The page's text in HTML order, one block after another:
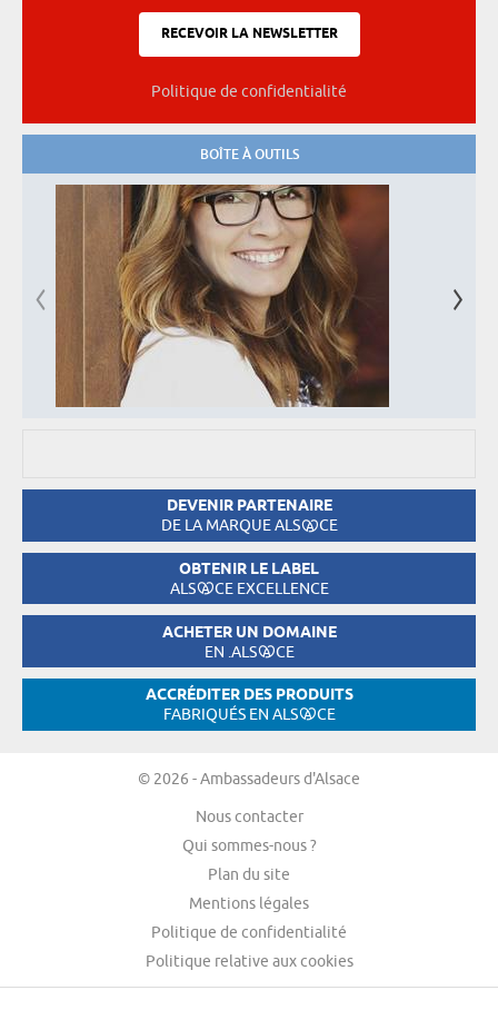
Politique de confidentialité
BOÎTE À OUTILS
DEVENIR PARTENAIRE
DE LA MARQUE ALS CE
OBTENIR LE LABEL
ALS CE EXCELLENCE
ACHETER UN DOMAINE
EN .ALS CE
ACCRÉDITER DES PRODUITS
FABRIQUÉS EN ALS CE
© 2026 - Ambassadeurs d'Alsace
Nous contacter
Qui sommes-nous ?
Plan du site
Mentions légales
Politique de confidentialité
Politique relative aux cookies